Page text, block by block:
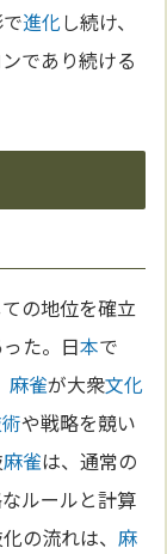
進化し続け、
であり続ける
の地位を確立
た。日本で
麻雀が大衆文化
や戦略を競い
麻雀は、通常の
ルールと計算
の流れは、麻